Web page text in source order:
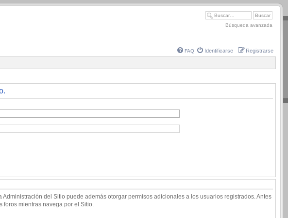
Búsqueda avanzada
FAQ Identificarse Registrarse
del Sitio puede además otorgar permisos adicionales a los usuarios registrados. Antes
mientras navega por el Sitio.